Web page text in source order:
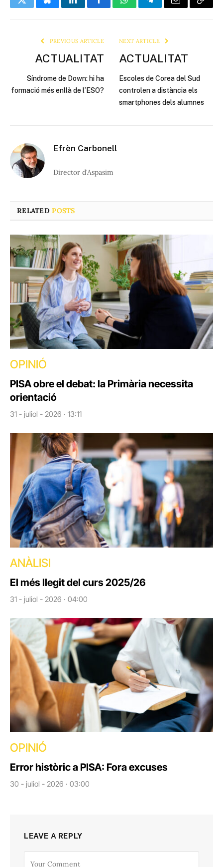
TwitterBlueskyLinkedInFacebookWhatsAppTelegramEmail Copy
PREVIOUS ARTICLE
ACTUALITAT
Síndrome de Down: hi ha
formació més enllà de l’ESO?
NEXT ARTICLE
ACTUALITAT
Escoles de Corea del Sud
controlen a distància els
smartphones dels alumnes
Efrèn Carbonell
Director d'Aspasim
RELATEDPOSTS
OPINIÓ
PISA obre el debat: la Primària necessita
orientació
31 - juliol - 2026 · 13:11
ANÀLISI
El més llegit del curs 2025/26
31 - juliol - 2026 · 04:00
OPINIÓ
Error històric a PISA: Fora excuses
30 - juliol - 2026 · 03:00
LEAVE A REPLY